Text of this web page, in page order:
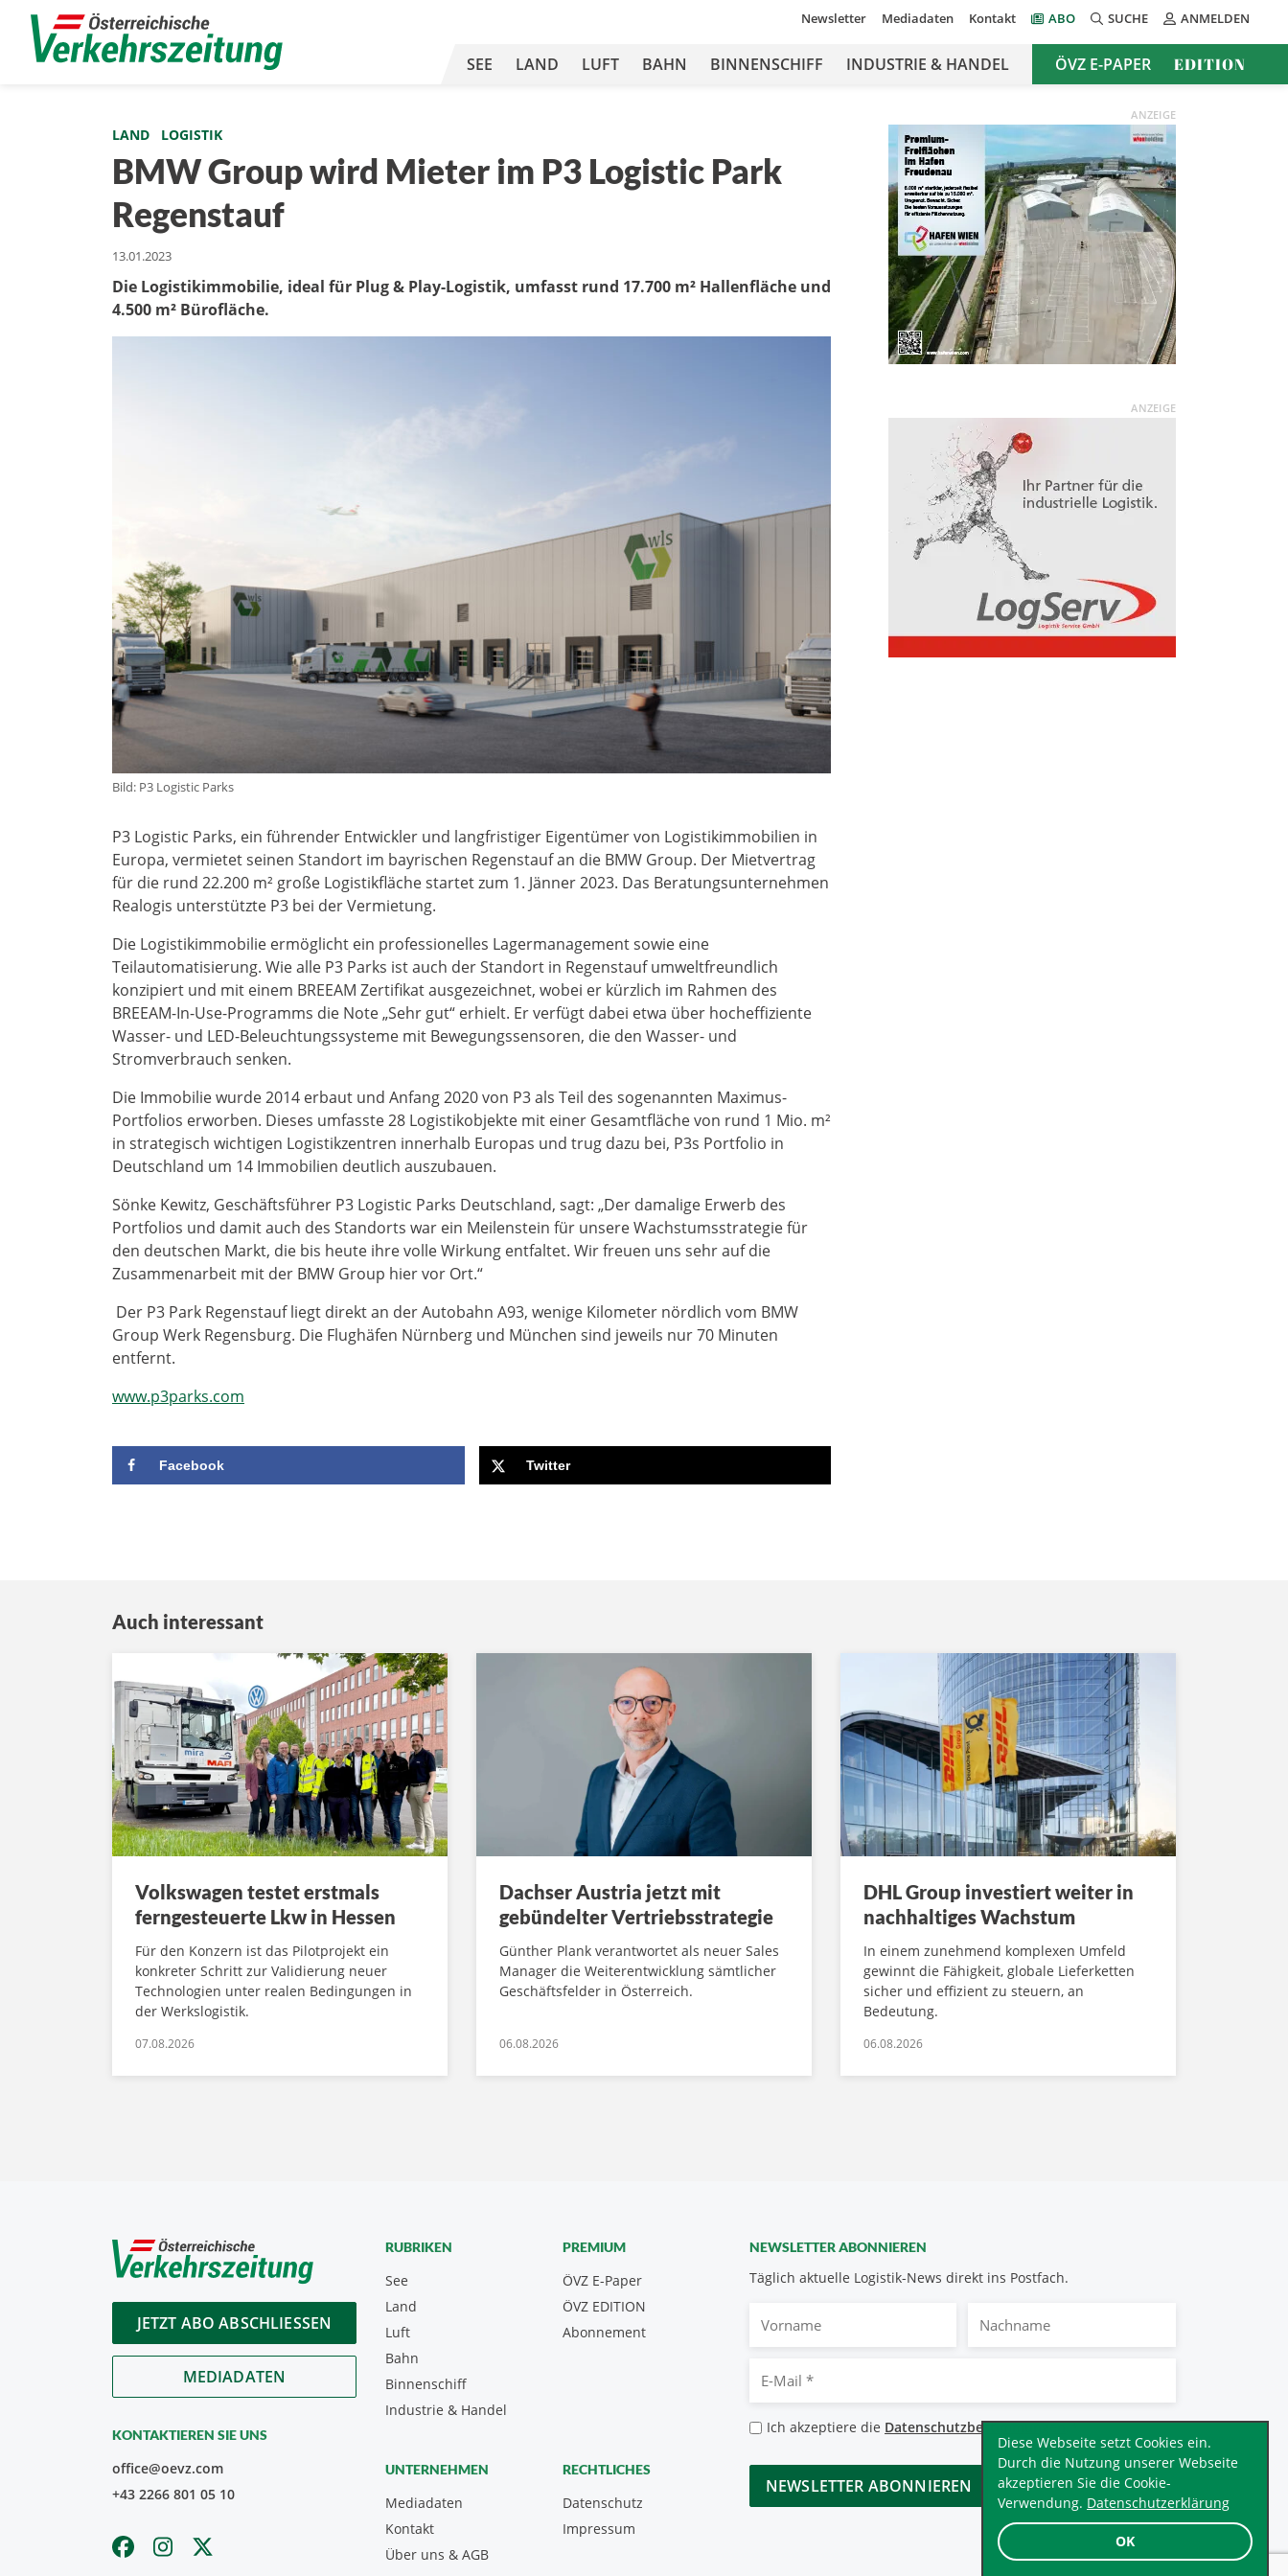
OK
Diese Webseite setzt Cookies ein.
Durch die Nutzung unserer Webseite
akzeptieren Sie die Cookie-
Verwendung. Datenschutzerklärung
Newsletter Mediadaten Kontakt ABO SUCHE ANMELDEN
SEE LAND LUFT BAHN BINNENSCHIFF INDUSTRIE & HANDEL ÖVZ E-PAPER EDITION
LAND LOGISTIK
BMW Group wird Mieter im P3 Logistic Park
Regenstauf
13.01.2023
Die Logistikimmobilie, ideal für Plug & Play-Logistik, umfasst rund 17.700 m² Hallenfläche und
4.500 m² Bürofläche.
Bild: P3 Logistic Parks
P3 Logistic Parks, ein führender Entwickler und langfristiger Eigentümer von Logistikimmobilien in
Europa, vermietet seinen Standort im bayrischen Regenstauf an die BMW Group. Der Mietvertrag
für die rund 22.200 m² große Logistikfläche startet zum 1. Jänner 2023. Das Beratungsunternehmen
Realogis unterstützte P3 bei der Vermietung.
Die Logistikimmobilie ermöglicht ein professionelles Lagermanagement sowie eine
Teilautomatisierung. Wie alle P3 Parks ist auch der Standort in Regenstauf umweltfreundlich
konzipiert und mit einem BREEAM Zertifikat ausgezeichnet, wobei er kürzlich im Rahmen des
BREEAM-In-Use-Programms die Note „Sehr gut“ erhielt. Er verfügt dabei etwa über hocheffiziente
Wasser- und LED-Beleuchtungssysteme mit Bewegungssensoren, die den Wasser- und
Stromverbrauch senken.
Die Immobilie wurde 2014 erbaut und Anfang 2020 von P3 als Teil des sogenannten Maximus-
Portfolios erworben. Dieses umfasste 28 Logistikobjekte mit einer Gesamtfläche von rund 1 Mio. m²
in strategisch wichtigen Logistikzentren innerhalb Europas und trug dazu bei, P3s Portfolio in
Deutschland um 14 Immobilien deutlich auszubauen.
Sönke Kewitz, Geschäftsführer P3 Logistic Parks Deutschland, sagt: „Der damalige Erwerb des
Portfolios und damit auch des Standorts war ein Meilenstein für unsere Wachstumsstrategie für
den deutschen Markt, die bis heute ihre volle Wirkung entfaltet. Wir freuen uns sehr auf die
Zusammenarbeit mit der BMW Group hier vor Ort.“
Der P3 Park Regenstauf liegt direkt an der Autobahn A93, wenige Kilometer nördlich vom BMW
Group Werk Regensburg. Die Flughäfen Nürnberg und München sind jeweils nur 70 Minuten
entfernt.
www.p3parks.com
Facebook Twitter
ANZEIGE
ANZEIGE
Auch interessant
Volkswagen testet erstmals
ferngesteuerte Lkw in Hessen
Für den Konzern ist das Pilotprojekt ein
konkreter Schritt zur Validierung neuer
Technologien unter realen Bedingungen in
der Werkslogistik.
07.08.2026
Dachser Austria jetzt mit
gebündelter Vertriebsstrategie
Günther Plank verantwortet als neuer Sales
Manager die Weiterentwicklung sämtlicher
Geschäftsfelder in Österreich.
06.08.2026
DHL Group investiert weiter in
nachhaltiges Wachstum
In einem zunehmend komplexen Umfeld
gewinnt die Fähigkeit, globale Lieferketten
sicher und effizient zu steuern, an
Bedeutung.
06.08.2026
JETZT ABO ABSCHLIESSEN
MEDIADATEN
KONTAKTIEREN SIE UNS
office@oevz.com
+43 2266 801 05 10
NEWSLETTER ABONNIEREN
Täglich aktuelle Logistik-News direkt ins Postfach.
Mail
Datenschutzbestimmungen
Ich akzeptiere die Datenschutzbestimmungen.*
CAPTCHA
RUBRIKEN
See
Land
Luft
Bahn
Binnenschiff
Industrie & Handel
PREMIUM
ÖVZ E-Paper
Abonnement
ÖVZ EDITION
UNTERNEHMEN
Mediadaten
Kontakt
Über uns & AGB
RECHTLICHES
Datenschutz
Impressum